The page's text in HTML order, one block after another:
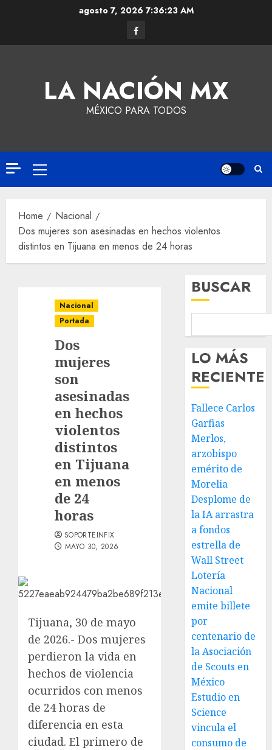
agosto 7, 2026 7:36:24 AM
LA NACIÓN MX
MÉXICO PARA TODOS
Home
Nacional
Dos mujeres son asesinadas en hechos violentos
distintos en Tijuana en menos de 24 horas
Nacional
Portada
Dos
mujeres
son
asesinadas
en hechos
violentos
distintos
en Tijuana
en menos
de 24
horas
SOPORTEINFIX
MAYO 30, 2026
Tijuana, 30 de mayo
de 2026.- Dos mujeres
perdieron la vida en
hechos de violencia
ocurridos con menos
de 24 horas de
diferencia en esta
ciudad. El primero de
BUSCAR
LO MÁS
RECIENTE
Fallece Carlos
Garfias
Merlos,
arzobispo
emérito de
Morelia
Desplome de
la IA arrastra
a fondos
estrella de
Wall Street
Lotería
Nacional
emite billete
por
centenario de
la Asociación
de Scouts en
México
Estudio en
Science
vincula el
consumo de